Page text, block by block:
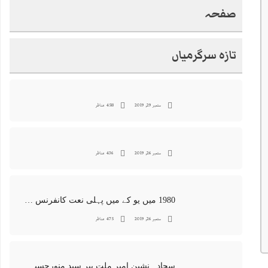
صفحہ
تازہ سرگرمیاں
ستمبر 29, 2019 458 مناظر
ستمبر 26, 2019 436 مناظر
ستمبر 26, 2019 475 مناظر
سجادہ نشین امیر ملت پیر سید منورحسین شاہ جماعتی کی خصوصی تصاویر